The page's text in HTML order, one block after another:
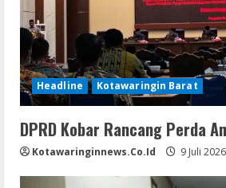
Headline Kotawaringin Barat
DPRD Kobar Rancang Perda
Kotawaringinnews.co.id 9 Juli 2026